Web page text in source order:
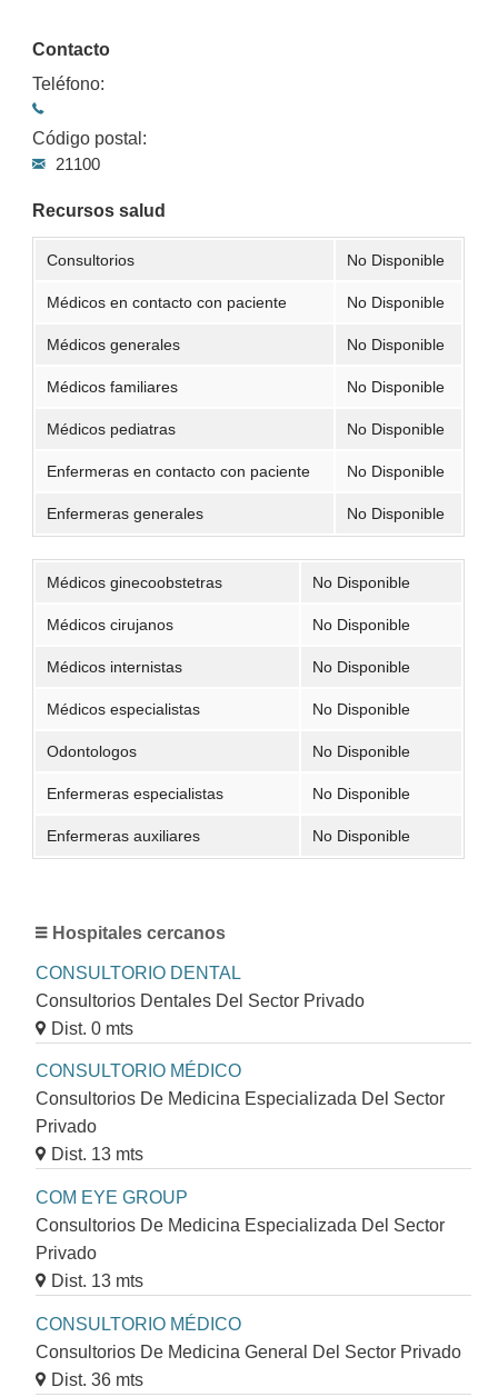
Contacto
Teléfono:
Código postal:
21100
Recursos salud
Consultorios No Disponible
Médicos en contacto con paciente No Disponible
Médicos generales No Disponible
Médicos familiares No Disponible
Médicos pediatras No Disponible
Enfermeras en contacto con paciente No Disponible
Enfermeras generales No Disponible
Médicos ginecoobstetras No Disponible
Médicos cirujanos No Disponible
Médicos internistas No Disponible
Médicos especialistas No Disponible
Odontologos No Disponible
Enfermeras especialistas No Disponible
Enfermeras auxiliares No Disponible
Hospitales cercanos
CONSULTORIO DENTAL
Consultorios Dentales Del Sector Privado
Dist. 0 mts
CONSULTORIO MÉDICO
Consultorios De Medicina Especializada Del Sector
Privado
Dist. 13 mts
COM EYE GROUP
Consultorios De Medicina Especializada Del Sector
Privado
Dist. 13 mts
CONSULTORIO MÉDICO
Consultorios De Medicina General Del Sector Privado
Dist. 36 mts